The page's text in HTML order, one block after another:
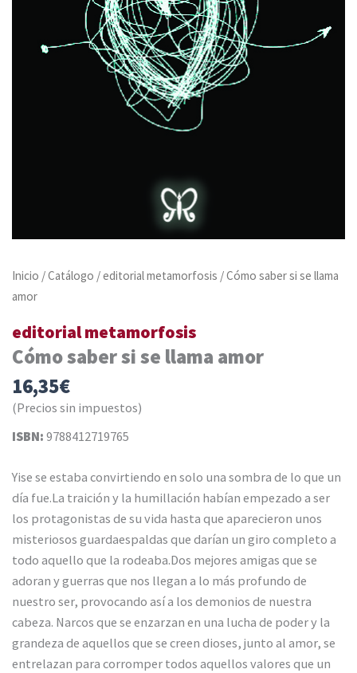
Inicio /Catálogo /editorial metamorfosis / Cómo saber si se llama
amor
editorial metamorfosis
Cómo saber si se llama amor
16,35€
(Precios sin impuestos)
ISBN: 9788412719765
Yise se estaba convirtiendo en solo una sombra de lo que un
día fue.La traición y la humillación habían empezado a ser
los protagonistas de su vida hasta que aparecieron unos
misteriosos guardaespaldas que darían un giro completo a
todo aquello que la rodeaba.Dos mejores amigas que se
adoran y guerras que nos llegan a lo más profundo de
nuestro ser, provocando así a los demonios de nuestra
cabeza. Narcos que se enzarzan en una lucha de poder y la
grandeza de aquellos que se creen dioses, junto al amor, se
entrelazan para corromper todos aquellos valores que un